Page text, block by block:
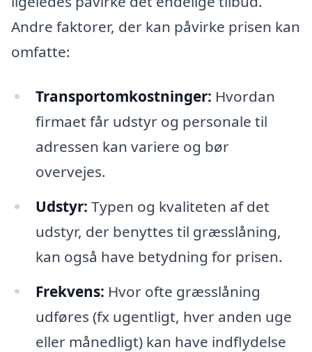
Andre faktorer, der kan påvirke prisen kan
omfatte:
Transportomkostninger: Hvordan
firmaet får udstyr og personale til
adressen kan variere og bør
overvejes.
Udstyr: Typen og kvaliteten af det
udstyr, der benyttes til græsslåning,
kan også have betydning for prisen.
Frekvens: Hvor ofte græsslåning
udføres (fx ugentligt, hver anden uge
eller månedligt) kan have indflydelse